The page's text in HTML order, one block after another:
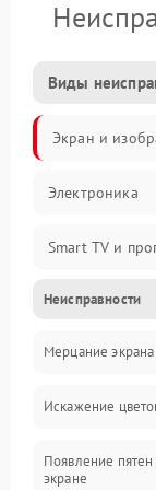
Виды
Экран и
Электроника
Smart TV и
Питание и
Подсветка и
Звук и
Сигнал и приём
Неисправности
Мерцание экрана
Искажение
Появление пятен
экране